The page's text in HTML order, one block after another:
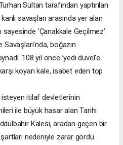
Sultan tarafından yaptırılan
savaşları arasında yer alan
’Çanakkale Geçilmez’
Savaşları’nda, boğazın
108 yıl önce ’yedi düvel’e
koyan kale, isabet eden top
isteyen itilaf devletlerinin
ile büyük hasar alan Tarihi
Kalesi, aradan geçen bir
nedeniyle zarar gördü.